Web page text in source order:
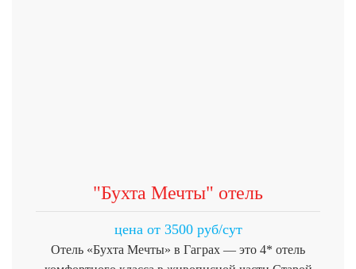
"Бухта Мечты" отель
цена от 3500 руб/сут
Отель «Бухта Мечты» в Гаграх — это 4* отель